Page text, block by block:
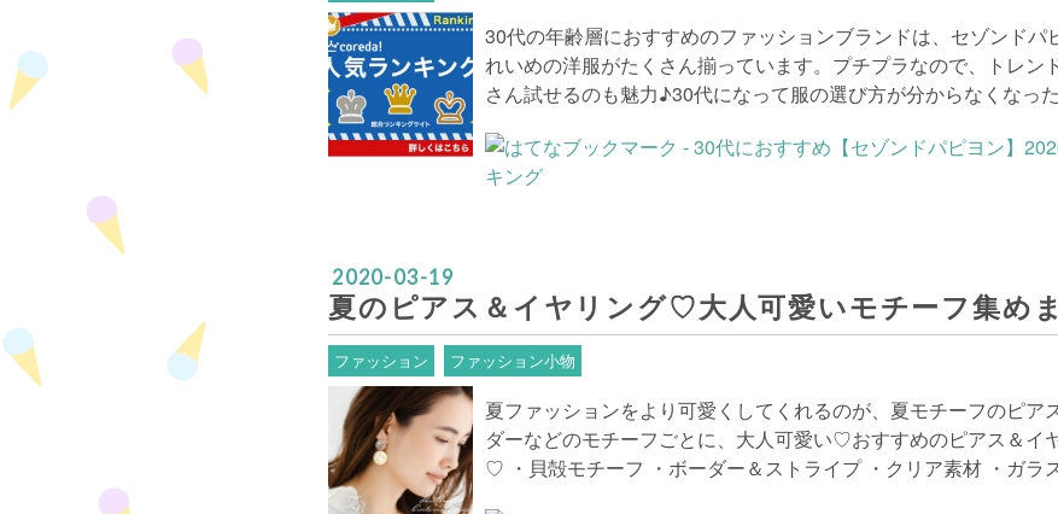
30代の年齢層におすすめのファッションブランドは、セゾンドパ
れいめの洋服がたくさん揃っています。プチプラなので、トレン
さん試せるのも魅力♪30代になって服の選び方が分からなくなっ
2020-03-19
夏のピアス＆イヤリング♡大人可愛いモチーフ集め
ファッション ファッション小物
夏ファッションをより可愛くしてくれるのが、夏モチーフのピア
ダーなどのモチーフごとに、大人可愛い♡おすすめのピアス＆イ
♡ ・貝殻モチーフ ・ボーダー＆ストライプ ・クリア素材 ・ガラ